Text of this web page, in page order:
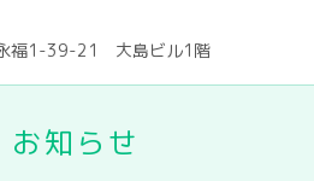
福1-39-21 大島ビル1階
お知らせ